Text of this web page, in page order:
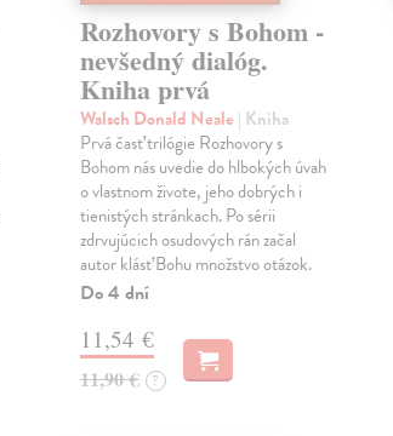
Rozhovory s Bohom -
nevšedný dialóg.
Kniha prvá
Walsch Donald Neale | Kniha
Prvá časť trilógie Rozhovory s
Bohom nás uvedie do hlbokých úvah
o vlastnom živote, jeho dobrých i
tienistých stránkach. Po sérii
zdrvujúcich osudových rán začal
autor klásť Bohu množstvo otázok.
Do 4 dní
11,54 €
11,90 € ?